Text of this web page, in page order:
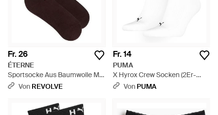
Fr. 26
ÉTERNE
Sportsocke Aus Baumwolle Mit
Logo - Schwarz
Von REVOLVE
Fr. 14
PUMA
X Hyrox Crew Socken (2Er-
Pack) Accessoires - Weiß
Von PUMA